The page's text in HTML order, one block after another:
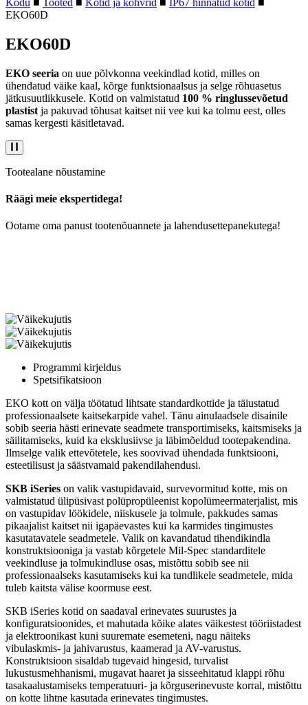
Kodu Tooted Kotid ja kohvrid IP67 hinnatud kotid
EKO60D
EKO60D
EKO seeria on uue põlvkonna veekindlad kotid, milles on
ühendatud väike kaal, kõrge funktsionaalsus ja selge rõhuasetus
jätkusuutlikkusele. Kotid on valmistatud 100 % ringlussevõetud
plastist ja pakuvad tõhusat kaitset nii vee kui ka tolmu eest, olles
samas kergesti käsitletavad.
Tootealane nõustamine
Räägi meie ekspertidega!
Ootame oma panust tootenõuannete ja lahendusettepanekutega!
Programmi kirjeldus
Spetsifikatsioon
EKO kott on välja töötatud lihtsate standardkottide ja täiustatud
professionaalsete kaitsekarpide vahel. Tänu ainulaadsele disainile
sobib seeria hästi erinevate seadmete transportimiseks, kaitsmiseks ja
säilitamiseks, kuid ka eksklusiivse ja läbimõeldud tootepakendina.
Ilmselge valik ettevõtetele, kes soovivad ühendada funktsiooni,
esteetilisust ja säästvamaid pakendilahendusi.
SKB iSeries on valik vastupidavaid, survevormitud kotte, mis on
valmistatud ülipüsivast polüpropüleenist kopolümeermaterjalist, mis
on vastupidav löökidele, niiskusele ja tolmule, pakkudes samas
pikaajalist kaitset nii igapäevastes kui ka karmides tingimustes
kasutatavatele seadmetele. Valik on kavandatud tihendikindla
konstruktsiooniga ja vastab kõrgetele Mil-Spec standarditele
veekindluse ja tolmukindluse osas, mistõttu sobib see nii
professionaalseks kasutamiseks kui ka tundlikele seadmetele, mida
tuleb kaitsta välise koormuse eest.
SKB iSeries kotid on saadaval erinevates suurustes ja
konfiguratsioonides, et mahutada kõike alates väikestest tööriistadest
ja elektroonikast kuni suuremate esemeteni, nagu näiteks
vibulaskmis- ja jahivarustus, kaamerad ja AV-varustus.
Konstruktsioon sisaldab tugevaid hingesid, turvalist
lukustusmehhanismi, mugavat haaret ja sisseehitatud klappi rõhu
tasakaalustamiseks temperatuuri- ja kõrguserinevuste korral, mistõttu
on kotte lihtne kasutada erinevates tingimustes.